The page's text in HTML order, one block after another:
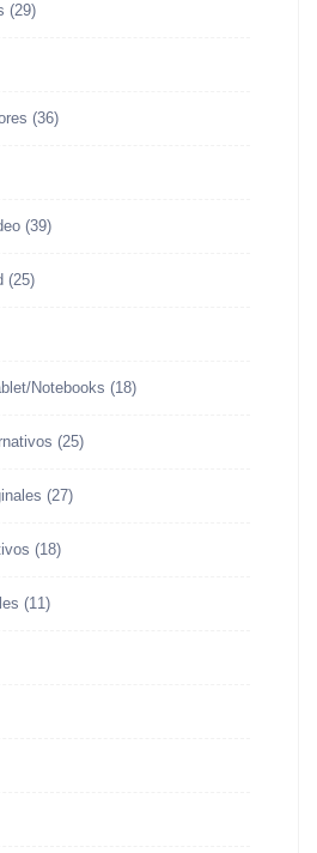
(29)
(36)
(39)
(25)
Notebooks (18)
(25)
(27)
(18)
(11)